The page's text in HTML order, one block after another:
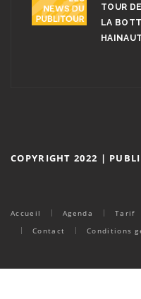
TOUR
LA
COPYRIGHT 2022 |
Accueil Agenda Tarif
Contact
Conditions